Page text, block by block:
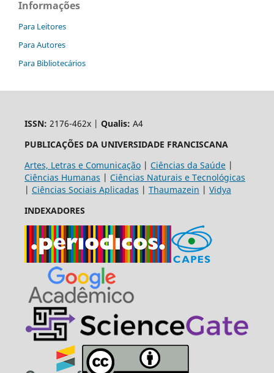
Informações
Para Leitores
Para Autores
Para Bibliotecários
ISSN: 2176-462x | Qualis: A4
PUBLICAÇÕES DA UNIVERSIDADE FRANCISCANA
Artes, Letras e Comunicação| Ciências da Saúde|
Ciências Humanas | Ciências Naturais e Tecnológicas
| Ciências Sociais Aplicadas | Thaumazein | Vidya
INDEXADORES